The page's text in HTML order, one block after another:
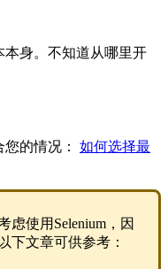
身。不知道从哪里开
的情况： 如何选择最
虑使用Selenium，因
下文章可供参考：